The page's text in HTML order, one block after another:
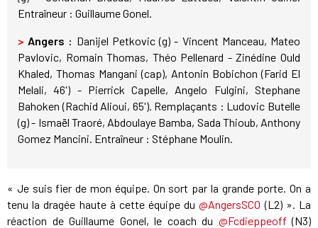
Entraîneur : Guillaume Gonel.
> Angers : Danijel Petkovic (g) - Vincent Manceau, Mateo
Pavlovic, Romain Thomas, Théo Pellenard - Zinédine Ould
Khaled, Thomas Mangani (cap), Antonin Bobichon (Farid El
Melali, 46') - Pierrick Capelle, Angelo Fulgini, Stephane
Bahoken (Rachid Alioui, 65'). Remplaçants : Ludovic Butelle
(g) - Ismaël Traoré, Abdoulaye Bamba, Sada Thioub, Anthony
Gomez Mancini. Entraîneur : Stéphane Moulin.
« Je suis fier de mon équipe. On sort par la grande porte. On a
tenu la dragée haute à cette équipe du@AngersSCO (L2) ». La
réaction de Guillaume Gonel, le coach du @Fcdieppeoff (N3)